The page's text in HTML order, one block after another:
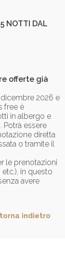
NOTTI DAL
offerte già
2026 e
free è
in albergo e
Potrà essere
diretta
o tramite il
le prenotazioni
etc.), in questo
avere
indietro